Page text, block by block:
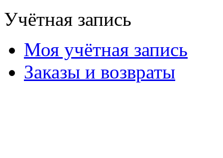
Учётная запись
Моя учётная запись
Заказы и возвраты